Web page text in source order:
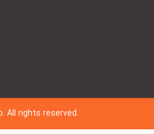
All rights reserved.